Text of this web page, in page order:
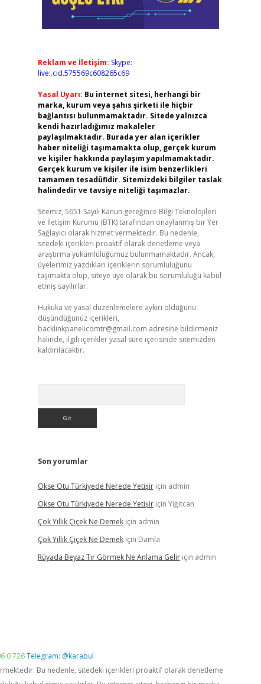
Reklam ve İletişim: Skype:
live:.cid.575569c608265c69
Yasal Uyarı: Bu internet sitesi, herhangi bir
marka, kurum veya şahıs şirketi ile hiçbir
bağlantısı bulunmamaktadır. Sitede yalnızca
kendi hazırladığımız makaleler
paylaşılmaktadır. Burada yer alan içerikler
haber niteliği taşımamakta olup, gerçek kurum
ve kişiler hakkında paylaşım yapılmamaktadır.
Gerçek kurum ve kişiler ile isim benzerlikleri
tamamen tesadüfidir. Sitemizdeki bilgiler taslak
halindedir ve tavsiye niteliği taşımazlar.
Sitemiz, 5651 Sayılı Kanun gereğince Bilgi Teknolojileri
ve İletişim Kurumu (BTK) tarafından onaylanmış bir Yer
Sağlayıcı olarak hizmet vermektedir. Bu nedenle,
sitedeki içerikleri proaktif olarak denetleme veya
araştırma yükümlülüğümüz bulunmamaktadır. Ancak,
üyelerimiz yazdıkları içeriklerin sorumluluğunu
taşımakta olup, siteye üye olarak bu sorumluluğu kabul
etmiş sayılırlar.
Hukuka ve yasal düzenlemelere aykırı olduğunu
düşündüğünüz içerikleri,
backlinkpanelicomtr@gmail.com adresine bildirmeniz
halinde, ilgili içerikler yasal süre içerisinde sitemizden
kaldırılacaktır.
Son yorumlar
Ökse Otu Türkiyede Nerede Yetişiriçin admin
Ökse Otu Türkiyede Nerede Yetişiriçin Yiğitcan
Çok Yıllık Çiçek Ne Demekiçin admin
Çok Yıllık Çiçek Ne Demekiçin Damla
Rüyada Beyaz Tır Görmek Ne Anlama Geliriçin admin
0 726Telegram: @karabul
Bu nedenle, sitedeki içerikleri proaktif olarak denetleme